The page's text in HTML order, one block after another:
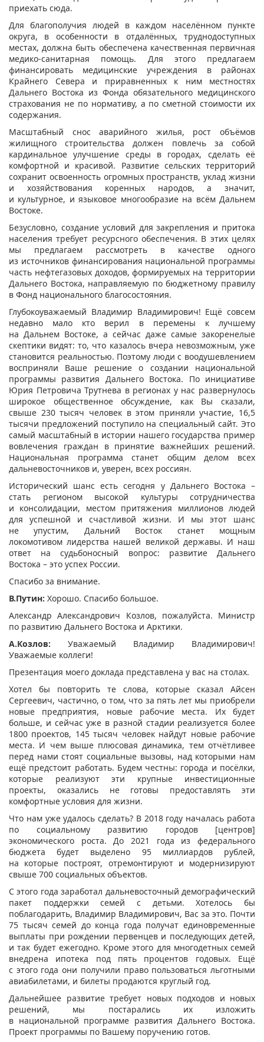
приехать сюда.
Для благополучия людей в каждом населённом пункте
округа, в особенности в отдалённых, труднодоступных
местах, должна быть обеспечена качественная первичная
медико-санитарная помощь. Для этого предлагаем
финансировать медицинские учреждения в районах
Крайнего Севера и приравненных к ним местностях
Дальнего Востока из Фонда обязательного медицинского
страхования не по нормативу, а по сметной стоимости их
содержания.
Масштабный снос аварийного жилья, рост объёмов
жилищного строительства должен повлечь за собой
кардинальное улучшение среды в городах, сделать её
комфортной и красивой. Развитие сельских территорий
сохранит освоенность огромных пространств, уклад жизни
и хозяйствования коренных народов, а значит,
и культурное, и языковое многообразие на всём Дальнем
Востоке.
Безусловно, создание условий для закрепления и притока
населения требует ресурсного обеспечения. В этих целях
мы предлагаем рассмотреть в качестве одного
из источников финансирования национальной программы
часть нефтегазовых доходов, формируемых на территории
Дальнего Востока, направляемую по бюджетному правилу
в Фонд национального благосостояния.
Глубокоуважаемый Владимир Владимирович! Ещё совсем
недавно мало кто верил в перемены к лучшему
на Дальнем Востоке, а сейчас даже самые закоренелые
скептики видят: то, что казалось вчера невозможным, уже
становится реальностью. Поэтому люди с воодушевлением
восприняли Ваше решение о создании национальной
программы развития Дальнего Востока. По инициативе
Юрия Петровича Трутнева в регионах у нас развернулось
широкое общественное обсуждение, как Вы сказали,
свыше 230 тысяч человек в этом приняли участие, 16,5
тысячи предложений поступило на специальный сайт. Это
самый масштабный в истории нашего государства пример
вовлечения граждан в принятие важнейших решений.
Национальная программа станет общим делом всех
дальневосточников и, уверен, всех россиян.
Исторический шанс есть сегодня у Дальнего Востока –
стать регионом высокой культуры сотрудничества
и консолидации, местом притяжения миллионов людей
для успешной и счастливой жизни. И мы этот шанс
не упустим, Дальний Восток станет мощным
локомотивом лидерства нашей великой державы. И наш
ответ на судьбоносный вопрос: развитие Дальнего
Востока – это успех России.
Спасибо за внимание.
В.Путин: Хорошо. Спасибо большое.
Александр Александрович Козлов, пожалуйста. Министр
по развитию Дальнего Востока и Арктики.
А.Козлов: Уважаемый Владимир Владимирович!
Уважаемые коллеги!
Презентация моего доклада представлена у вас на столах.
Хотел бы повторить те слова, которые сказал Айсен
Сергеевич, частично, о том, что за пять лет мы приобрели
новые предприятия, новые рабочие места. Их будет
больше, и сейчас уже в разной стадии реализуется более
1800 проектов, 145 тысяч человек найдут новые рабочие
места. И чем выше плюсовая динамика, тем отчётливее
перед нами стоят социальные вызовы, над которыми нам
ещё предстоит работать. Будем честны: города и посёлки,
которые реализуют эти крупные инвестиционные
проекты, оказались не готовы предоставлять эти
комфортные условия для жизни.
Что нам уже удалось сделать? В 2018 году началась работа
по социальному развитию городов [центров]
экономического роста. До 2021 года из федерального
бюджета будет выделено 95 миллиардов рублей,
на которые построят, отремонтируют и модернизируют
свыше 700 социальных объектов.
С этого года заработал дальневосточный демографический
пакет поддержки семей с детьми. Хотелось бы
поблагодарить, Владимир Владимирович, Вас за это. Почти
75 тысяч семей до конца года получат единовременные
выплаты при рождении первенцев и последующих детей,
и так будет ежегодно. Кроме этого для многодетных семей
внедрена ипотека под пять процентов годовых. Ещё
с этого года они получили право пользоваться льготными
авиабилетами, и билеты продаются круглый год.
Дальнейшее развитие требует новых подходов и новых
решений, мы постарались их изложить
в национальной программе развития Дальнего Востока.
Проект программы по Вашему поручению готов.